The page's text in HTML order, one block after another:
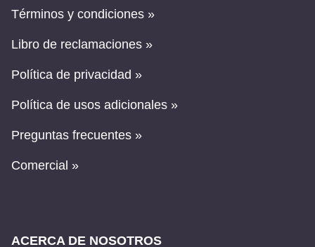
Términos y condiciones »
Libro de reclamaciones »
Política de privacidad »
Política de usos adicionales »
Preguntas frecuentes »
Comercial »
ACERCA DE NOSOTROS